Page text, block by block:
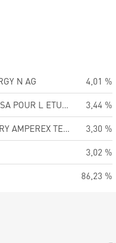
N AG
4,01 %
L AIR LIQUIDE SA POUR L ETUDE ET L EXPLO DES
3,44 %
CONTEMPORARY AMPEREX TECHNOLOGY CO LTD
3,30 %
3,02 %
86,23 %